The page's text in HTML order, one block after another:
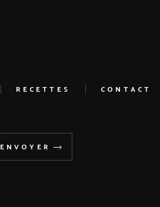
RECETTES CONTACT
ENVOYER